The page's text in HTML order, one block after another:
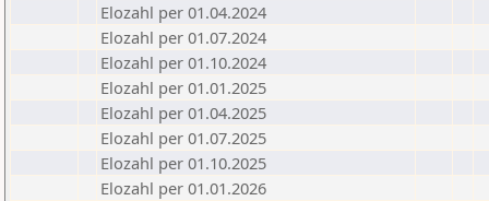
Elozahl per 01.04.2024
Elozahl per 01.07.2024
Elozahl per 01.10.2024
Elozahl per 01.01.2025
Elozahl per 01.04.2025
Elozahl per 01.07.2025
Elozahl per 01.10.2025
Elozahl per 01.01.2026